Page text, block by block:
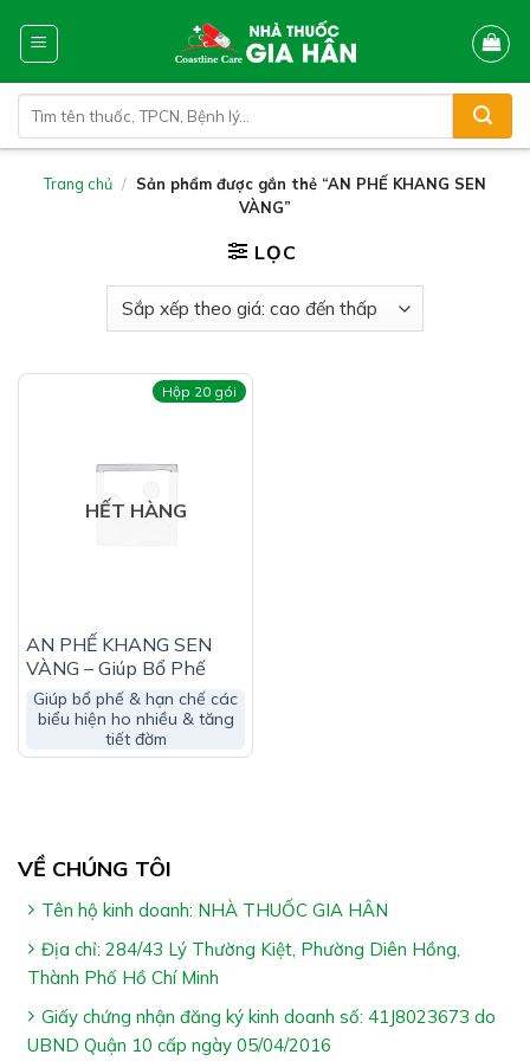
kiếm:
Trang chủ / Sản phẩm được gắn thẻ “AN PHẾ KHANG SEN
VÀNG”
LỌC
Hộp 20 gói
HẾT HÀNG
AN PHẾ KHANG SEN
VÀNG – Giúp Bổ Phế
Giúp bổ phế & hạn chế các
biểu hiện ho nhiều & tăng
tiết đờm
VỀ CHÚNG TÔI
Tên hộ kinh doanh: NHÀ THUỐC GIA HÂN
Địa chỉ: 284/43 Lý Thường Kiệt, Phường Diên Hồng,
Thành Phố Hồ Chí Minh
Giấy chứng nhận đăng ký kinh doanh số: 41J8023673 do
UBND Quận 10 cấp ngày 05/04/2016